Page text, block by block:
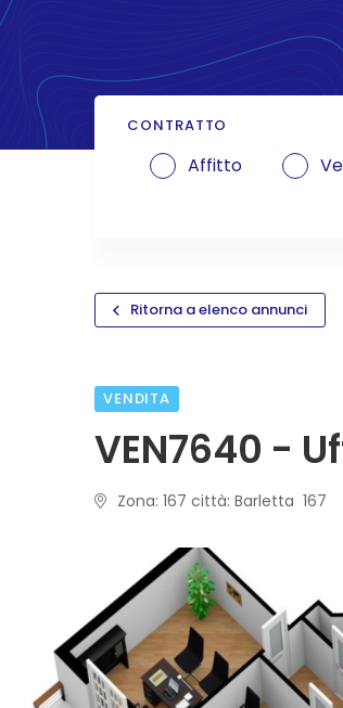
CONTRATTO
Affitto
Ritorna a elenco annunci
VENDITA
VEN7640 -
Zona: 167 città: Barletta